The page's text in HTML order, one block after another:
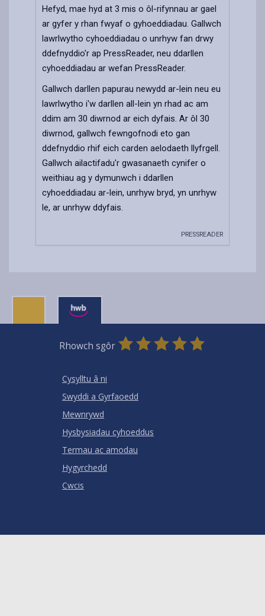
Hefyd, mae hyd at 3 mis o ôl-rifynnau ar gael
ar gyfer y rhan fwyaf o gyhoeddiadau. Gallwch
lawrlwytho cyhoeddiadau o unrhyw fan drwy
ddefnyddio'r ap PressReader, neu ddarllen
cyhoeddiadau ar wefan PressReader.
Gallwch darllen papurau newydd ar-lein neu eu
lawrlwytho i'w darllen all-lein yn rhad ac am
ddim am 30 diwrnod ar eich dyfais. Ar ôl 30
diwrnod, gallwch fewngofnodi eto gan
ddefnyddio rhif eich carden aelodaeth llyfrgell.
Gallwch ailactifadu'r gwasanaeth cynifer o
weithiau ag y dymunwch i ddarllen
cyhoeddiadau ar-lein, unrhyw bryd, yn unrhyw
le, ar unrhyw ddyfais.
PRESSREADER
Rhowch sgôr
0
Stars
1
Star
2
Stars
3
Stars
4
Stars
5
Stars
Cysylltu â ni
Swyddi a Gyrfaoedd
Mewnrywd
Hysbysiadau cyhoeddus
Termau ac amodau
Hygyrchedd
Cwcis